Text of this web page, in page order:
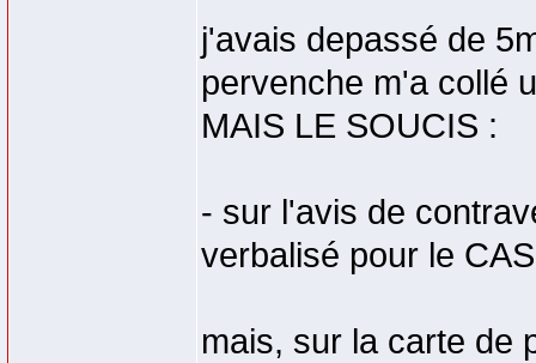
j'avais depassé de
pervenche m'a collé
MAIS LE SOUCIS :
- sur l'avis de
verbalisé pour le
mais, sur la carte de